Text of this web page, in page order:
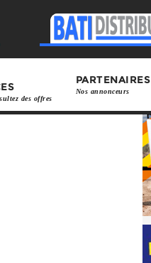
des offres
PARTENAIRES
Nos annonceurs